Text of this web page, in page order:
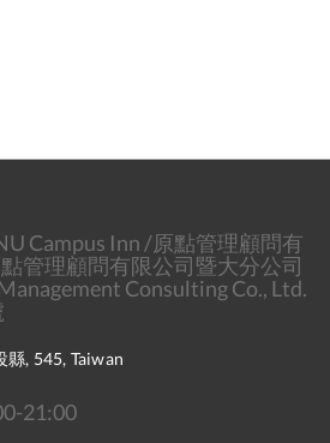
Campus Inn /原點管理顧問有
管理顧問有限公司暨大分公司
Consulting Co., Ltd.
縣, 545, Taiwan
21:00